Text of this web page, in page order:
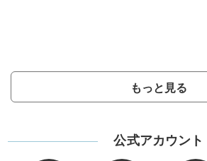
もっと見る
公式アカウント